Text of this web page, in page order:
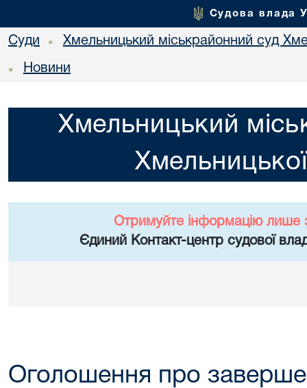
Судова влада
Суди • Хмельницький міськрайонний суд
• Новини
Хмельницький
Отримуйте інформацію лише
Єдиний Контакт-центр судової
Оголошення про